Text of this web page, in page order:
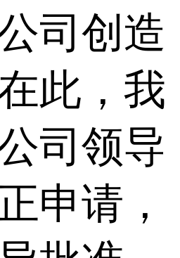
司创造
此，我
司领导
申请，